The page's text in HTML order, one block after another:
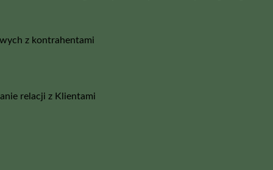
z kontrahentami
relacji z Klientami